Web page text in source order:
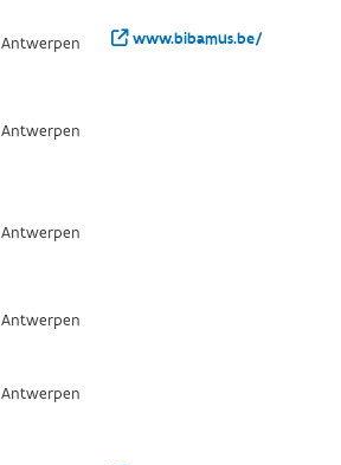
Antwerpen www.bibamus.be/
Antwerpen
Antwerpen
Antwerpen
Antwerpen